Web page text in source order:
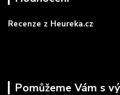
Recenze z Heureka.cz
Pomůžeme Vám s